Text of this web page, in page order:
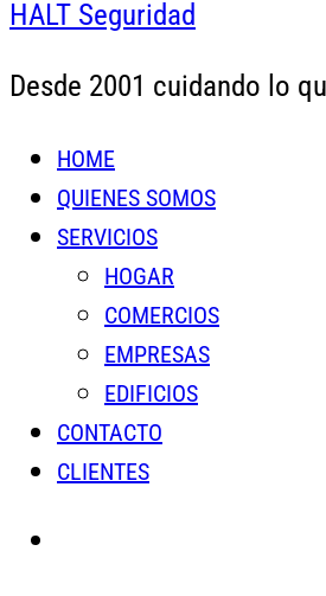
HALT Seguridad
Desde 2001 cuidando lo
HOME
QUIENES SOMOS
SERVICIOS
HOGAR
COMERCIOS
EMPRESAS
EDIFICIOS
CONTACTO
CLIENTES